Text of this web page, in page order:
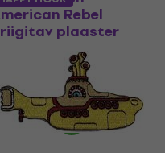
Rebel
plaaster
/ märk
€
Laos olemas